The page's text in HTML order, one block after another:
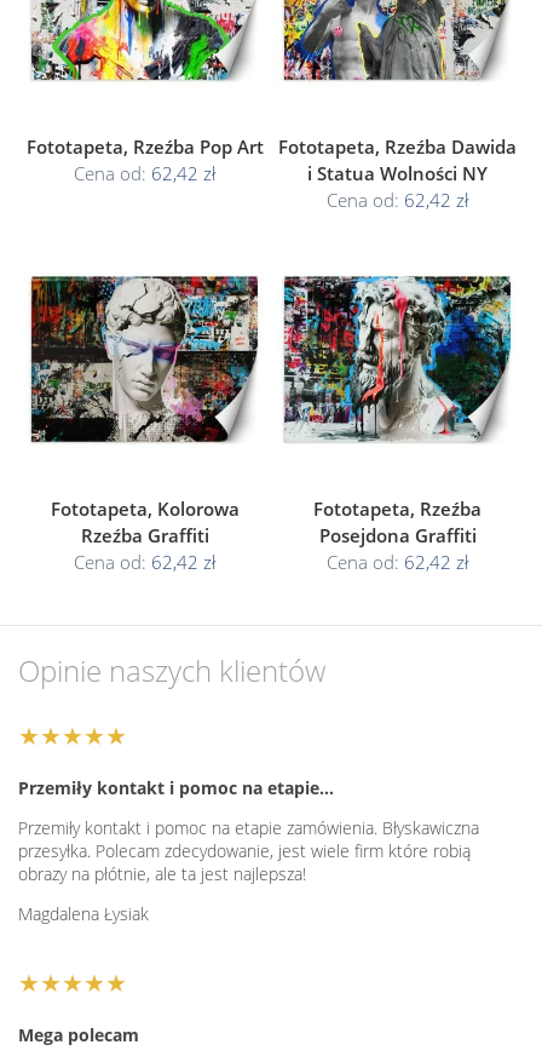
Fototapeta, Rzeźba Pop Art
Cena od: 62,42 zł
Fototapeta, Rzeźba Dawida
i Statua Wolności NY
Cena od: 62,42 zł
Fototapeta, Kolorowa
Rzeźba Graffiti
Cena od: 62,42 zł
Fototapeta, Rzeźba
Posejdona Graffiti
Cena od: 62,42 zł
Opinie naszych klientów
★★★★★
Przemiły kontakt i pomoc na etapie…
Przemiły kontakt i pomoc na etapie zamówienia. Błyskawiczna
przesyłka. Polecam zdecydowanie, jest wiele firm które robią
obrazy na płótnie, ale ta jest najlepsza!
Magdalena Łysiak
★★★★★
Mega polecam